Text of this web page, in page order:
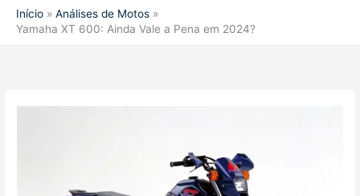
Início
Análises de Motos
Yamaha XT 600: Ainda Vale a Pena em 2024?